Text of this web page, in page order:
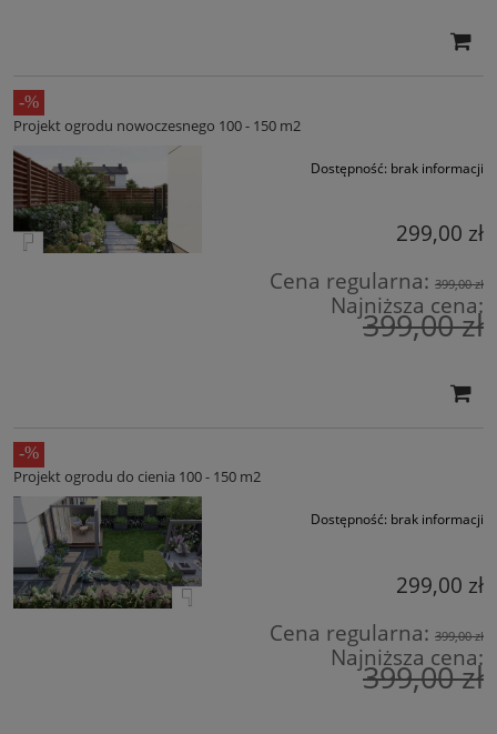
Projekt ogrodu nowoczesnego 100 - 150 m2
Dostępność: brak informacji
299,00 zł
Cena regularna: 399,00 zł
Najniższa cena:
399,00 zł
Projekt ogrodu do cienia 100 - 150 m2
Dostępność: brak informacji
299,00 zł
Cena regularna: 399,00 zł
Najniższa cena:
399,00 zł